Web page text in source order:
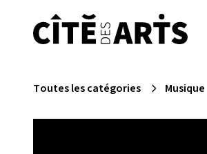
Toutes les catégories Musique